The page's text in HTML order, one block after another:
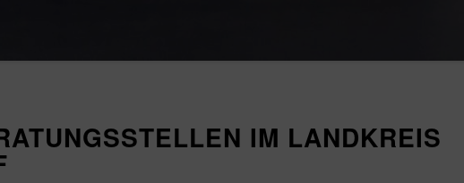
IM LANDKREIS